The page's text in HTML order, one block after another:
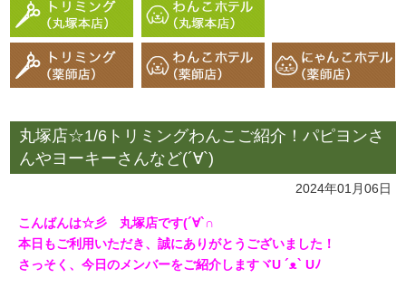
丸塚店☆1/6トリミングわんこご紹介！パピヨンさ
んやヨーキーさんなど(´∀`)
2024年01月06日
こんばんは☆彡 丸塚店です(´∀`∩
本日もご利用いただき、誠にありがとうございました！
さっそく、今日のメンバーをご紹介しますヾU ´ᴥ` Uﾉ